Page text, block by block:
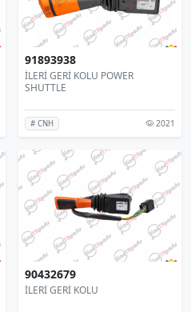
91893938
İLERİ GERİ KOLU POWER
SHUTTLE
# CNH 2021
90432679
İLERİ GERİ KOLU